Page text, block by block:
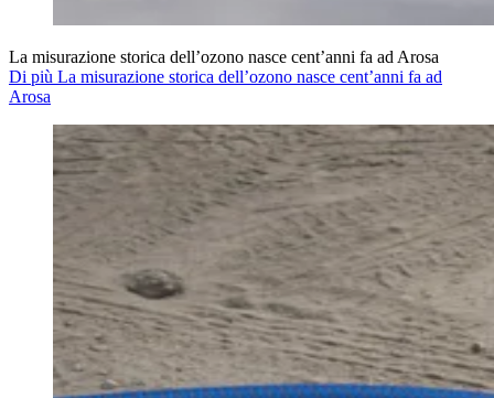
La misurazione storica dell’ozono nasce cent’anni fa ad Arosa
Di più La misurazione storica dell’ozono nasce cent’anni fa ad
Arosa